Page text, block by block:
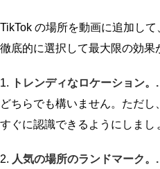
TikTok の場所を動画に追加し
徹底的に選択して最大限の効果
1. トレンディなロケーション。.
どちらでも構いません。ただ
すぐに認識できるようにしまし
2. 人気の場所のランドマーク。.